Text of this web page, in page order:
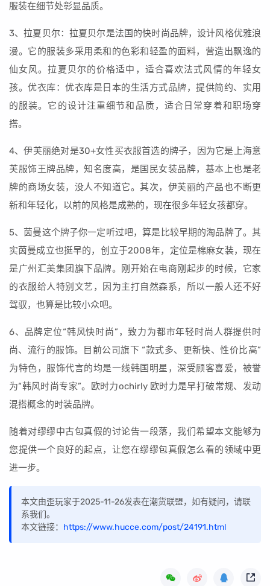
服装在细节处彰显品质。
3、拉夏贝尔：拉夏贝尔是法国的快时尚品牌，设计风格优雅浪
漫。它的服装多采用柔和的色彩和轻盈的面料，营造出飘逸的
仙女风。拉夏贝尔的价格适中，适合喜欢法式风情的年轻女
孩。优衣库：优衣库是日本的生活方式品牌，提供简约、实用
的服装。它的设计注重细节和品质，适合日常穿着和职场穿
搭。
4、伊芙丽绝对是30+女性买衣服首选的牌子，因为它是上海意
芙服饰王牌品牌，知名度高，是国民女装品牌，基本上也是老
牌的商场女装，没人不知道它。其次，伊芙丽的产品也不断更
新和年轻化，以前的风格是成熟的，现在很多年轻女孩都穿。
5、茵曼这个牌子你一定听过吧，算是比较早期的淘品牌了。其
实茵曼成立也挺早的，创立于2008年，定位是棉麻女装，现在
是广州汇美集团旗下品牌。刚开始在电商刚起步的时候，它家
的衣服给人特别文艺，因为主打自然森系，所以一般人还不好
驾驭，也算是比较小众吧。
6、品牌定位“韩风快时尚”，致力为都市年轻时尚人群提供时
尚、流行的服饰。目前公司旗下 “款式多、更新快、性价比高”
为特色，服饰代言的均是一线韩国明星，深受顾客喜爱，被誉
为“韩风时尚专家”。欧时力ochirly 欧时力是早打破常规、发动
混搭概念的时装品牌。
随着对缪缪中古包真假的讨论告一段落，我们希望本文能够为
您提供一个良好的起点，让您在缪缪包真假怎么看的领域中更
进一步。
本文由歪玩家于2025-11-26发表在潮货联盟，如有疑问，请联
系我们。
本文链接： https://www.hucce.com/post/24191.html